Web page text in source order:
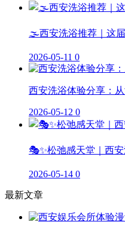
🌫️西安洗浴推荐｜这
2026-05-11 0
西安洗浴体验分享：
2026-05-12 0
🎭✨松弛感天堂｜西
2026-05-14 0
最新文章